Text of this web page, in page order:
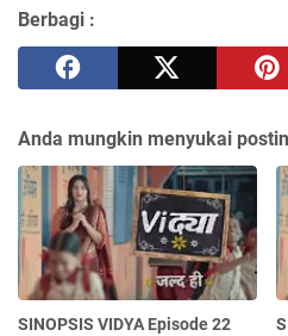
Berbagi :
Anda mungkin menyukai
SINOPSIS VIDYA Episode 22